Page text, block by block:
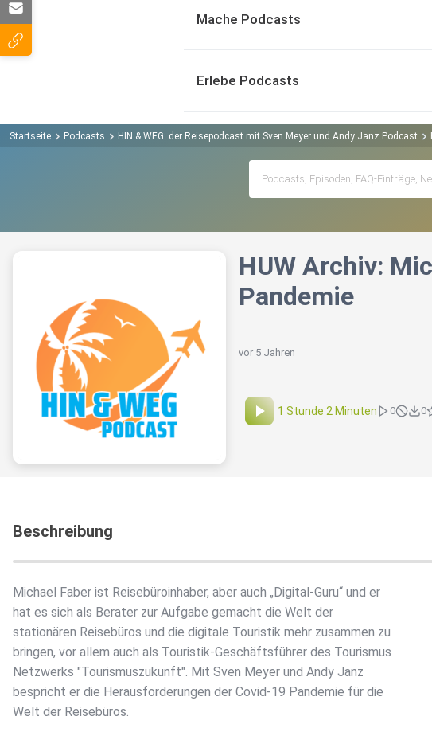
Mache Podcasts
Erlebe Podcasts
Startseite Podcasts HIN & WEG: der Reisepodcast mit Sven Meyer und Andy Janz Podcast
HUW Archiv:
Pandemie
vor 5 Jahren
1 Stunde 2 Minuten 0 0
Beschreibung
Michael Faber ist Reisebüroinhaber, aber auch „Digital-Guru“ und er
hat es sich als Berater zur Aufgabe gemacht die Welt der
stationären Reisebüros und die digitale Touristik mehr zusammen zu
bringen, vor allem auch als Touristik-Geschäftsführer des Tourismus
Netzwerks "Tourismuszukunft". Mit Sven Meyer und Andy Janz
bespricht er die Herausforderungen der Covid-19 Pandemie für die
Welt der Reisebüros.